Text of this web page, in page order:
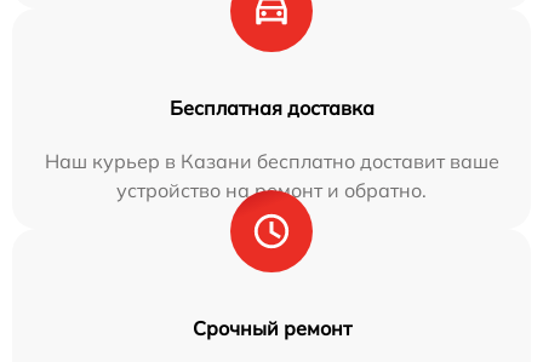
Бесплатная доставка
Наш курьер в Казани бесплатно доставит ваше
устройство на ремонт и обратно.
Срочный ремонт